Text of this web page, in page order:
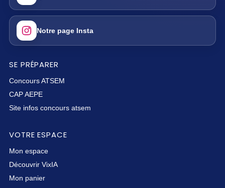
Notre page Insta
SE PRÉPARER
Concours ATSEM
CAP AEPE
Site infos concours atsem
VOTRE ESPACE
Mon espace
Découvrir VixIA
Mon panier